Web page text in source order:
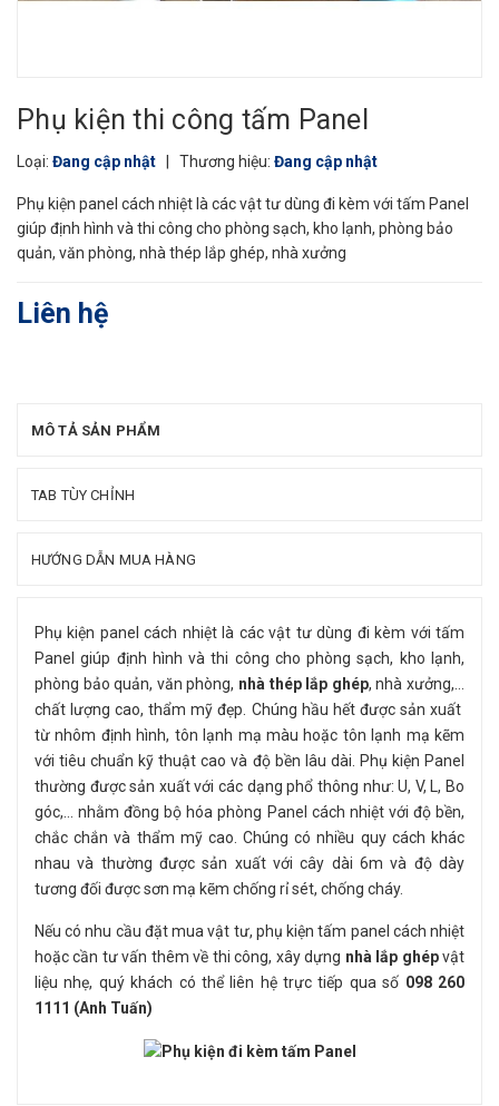
Phụ kiện thi công tấm Panel
Loại: Đang cập nhật Thương hiệu: Đang cập nhật
Phụ kiện panel cách nhiệt là các vật tư dùng đi kèm với tấm Panel
giúp định hình và thi công cho phòng sạch, kho lạnh, phòng bảo
quản, văn phòng, nhà thép lắp ghép, nhà xưởng
Liên hệ
MÔ TẢ SẢN PHẨM
TAB TÙY CHỈNH
HƯỚNG DẪN MUA HÀNG
Phụ kiện panel cách nhiệt là các vật tư dùng đi kèm với tấm
Panel giúp định hình và thi công cho phòng sạch, kho lạnh,
phòng bảo quản, văn phòng, nhà thép lắp ghép, nhà xưởng,…
chất lượng cao, thẩm mỹ đẹp. Chúng hầu hết được sản xuất
từ nhôm định hình, tôn lạnh mạ màu hoặc tôn lạnh mạ kẽm
với tiêu chuẩn kỹ thuật cao và độ bền lâu dài. Phụ kiện Panel
thường được sản xuất với các dạng phổ thông như: U, V, L, Bo
góc,… nhằm đồng bộ hóa phòng Panel cách nhiệt với độ bền,
chắc chắn và thẩm mỹ cao. Chúng có nhiều quy cách khác
nhau và thường được sản xuất với cây dài 6m và độ dày
tương đối được sơn mạ kẽm chống rỉ sét, chống cháy.
Nếu có nhu cầu đặt mua vật tư, phụ kiện tấm panel cách nhiệt
hoặc cần tư vấn thêm về thi công, xây dựng nhà lắp ghépvật
liệu nhẹ, quý khách có thể liên hệ trực tiếp qua số 098 260
1111 (Anh Tuấn)